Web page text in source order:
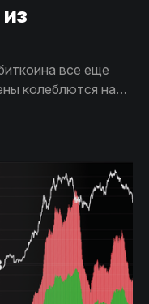
все еще
колеблются на
видимому,